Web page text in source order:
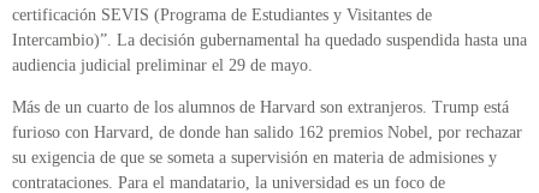
certificación SEVIS (Programa de Estudiantes y Visitantes de
Intercambio)”. La decisión gubernamental ha quedado suspendida hasta una
audiencia judicial preliminar el 29 de mayo.
Más de un cuarto de los alumnos de Harvard son extranjeros. Trump está
furioso con Harvard, de donde han salido 162 premios Nobel, por rechazar
su exigencia de que se someta a supervisión en materia de admisiones y
contrataciones. Para el mandatario, la universidad es un foco de